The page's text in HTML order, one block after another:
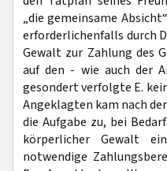
„die gemeinsame
erforderlichenfalls durch
Gewalt zur Zahlung des
auf den - wie auch der
gesondert verfolgte E.
Angeklagten kam nach
die Aufgabe zu, bei
körperlicher Gewalt
notwendige